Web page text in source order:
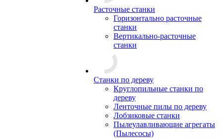
Расточные станки
Горизонтально расточные
станки
Вертикально-расточные
станки
Станки по дереву
Круглопильные станки по
дереву
Ленточные пилы по дереву
Лобзиковые станки
Пылеулавливающие агрегаты
(Пылесосы)